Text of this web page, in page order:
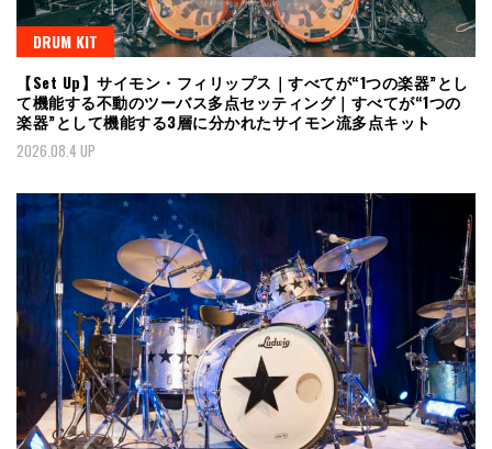
DRUM KIT
【Set Up】サイモン・フィリップス｜すべてが“1つの楽器”とし
て機能する不動のツーバス多点セッティング｜すべてが“1つの
楽器”として機能する3層に分かれたサイモン流多点キット
2026.08.4 UP